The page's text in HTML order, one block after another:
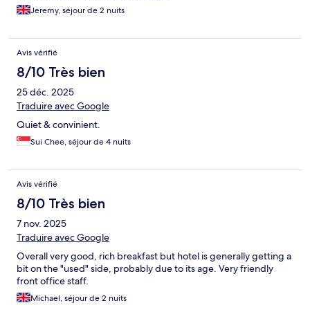
Jeremy, séjour de 2 nuits
Avis vérifié
8/10 Très bien
25 déc. 2025
Traduire avec Google
Quiet & convinient.
Sui Chee, séjour de 4 nuits
Avis vérifié
8/10 Très bien
7 nov. 2025
Traduire avec Google
Overall very good, rich breakfast but hotel is generally getting a
bit on the "used" side, probably due to its age. Very friendly
front office staff.
Michael, séjour de 2 nuits